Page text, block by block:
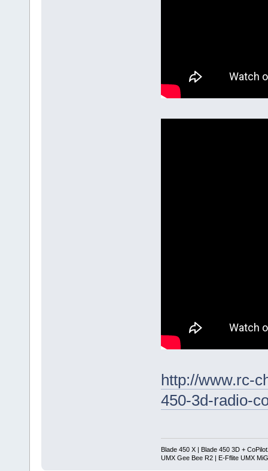
http://www.rc-
450-3d-radio-
Blade 450 X | Blade 450 3D +
UMX Gee Bee R2 | E-Fflite UMX